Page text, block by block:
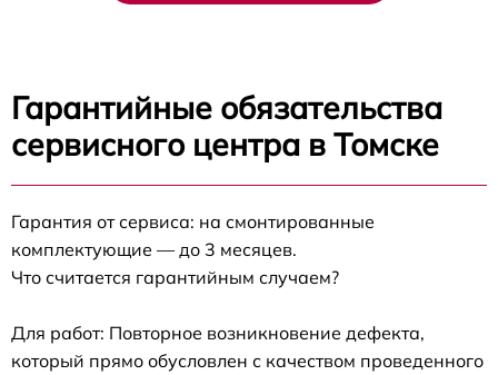
Гарантийные обязательства
сервисного центра в Томске
Гарантия от сервиса: на смонтированные
комплектующие — до 3 месяцев.
Что считается гарантийным случаем?
Для работ: Повторное возникновение дефекта,
который прямо обусловлен с качеством проведенного